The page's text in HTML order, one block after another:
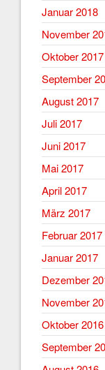
Januar 2018
November
Oktober 2017
September
August 2017
Juli 2017
Juni 2017
Mai 2017
April 2017
März 2017
Februar 2017
Januar 2017
Dezember
November
Oktober 2016
September